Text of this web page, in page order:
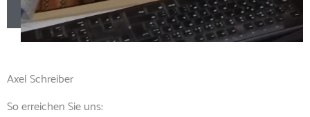
Axel Schreiber
So erreichen Sie uns: